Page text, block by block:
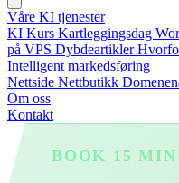
Våre KI tjenester
KI Kurs Kartleggingsdag
på VPS Dybdeartikler
Intelligent markedsføring
Nettside Nettbutikk
Om oss
Kontakt
BOOK 15